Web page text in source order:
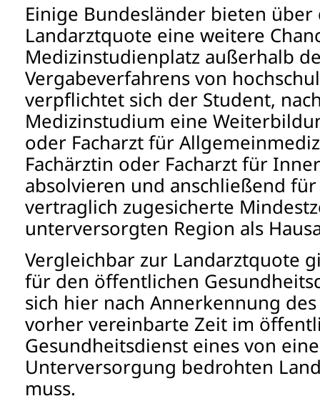
Einige Bundesländer bieten
Landarztquote eine weitere
Medizinstudienplatz außerhalb
Vergabeverfahrens von
verpflichtet sich der Student,
Medizinstudium eine
oder Facharzt für
Fachärztin oder Facharzt für
absolvieren und anschließend
vertraglich zugesicherte
unterversorgten Region als
Vergleichbar zur Landarztquote
für den öffentlichen
sich hier nach Annerkennung
vorher vereinbarte Zeit im
Gesundheitsdienst eines von
Unterversorgung bedrohten
muss.